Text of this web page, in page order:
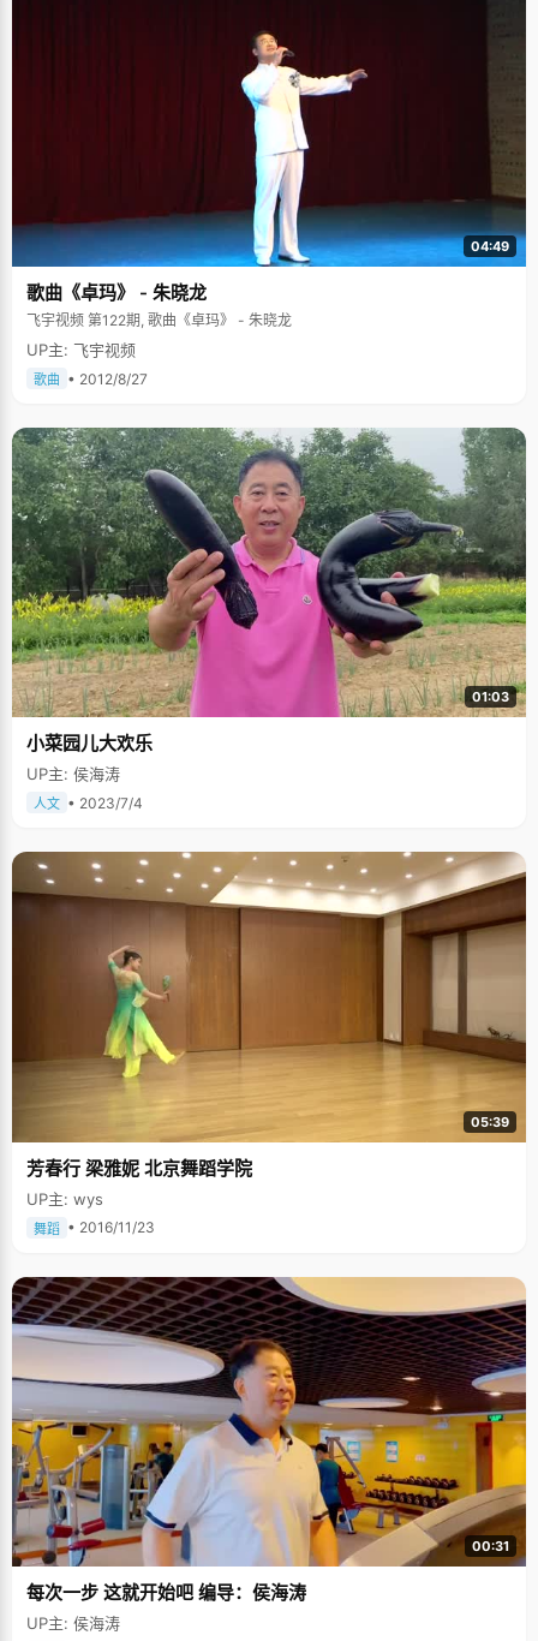
04:49
歌曲《卓玛》 - 朱晓龙
飞宇视频 第122期, 歌曲《卓玛》 - 朱晓龙
UP主: 飞宇视频
歌曲 • 2012/8/27
01:03
小菜园儿大欢乐
UP主: 侯海涛
人文 • 2023/7/4
05:39
芳春行 梁雅妮 北京舞蹈学院
UP主: wys
舞蹈 • 2016/11/23
00:31
每次一步 这就开始吧 编导：侯海涛
UP主: 侯海涛